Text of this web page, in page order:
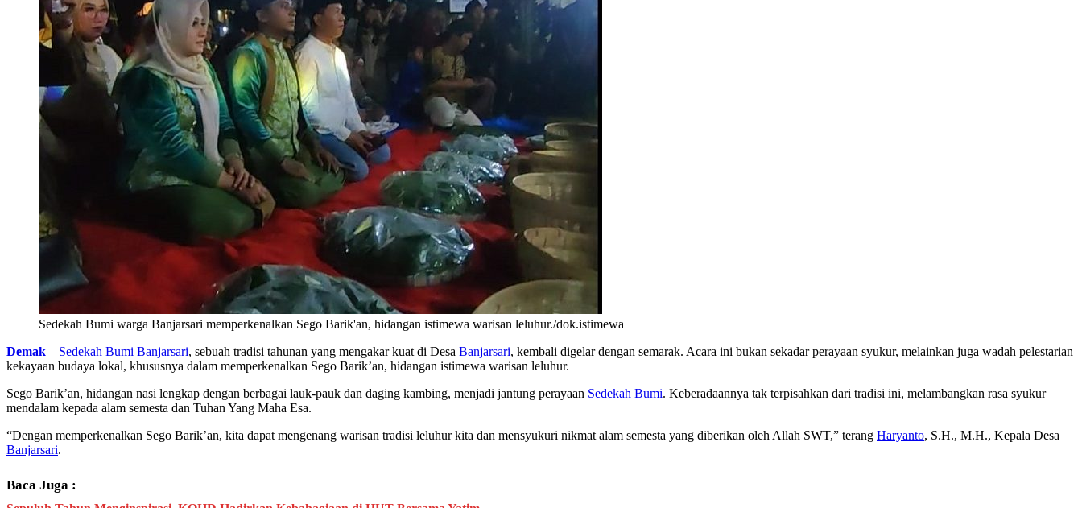
Sedekah Bumi warga Banjarsari memperkenalkan Sego Barik'an, hidangan istimewa warisan leluhur./dok.istimewa
Demak – Sedekah Bumi Banjarsari, sebuah tradisi tahunan yang mengakar kuat di Desa Banjarsari, kembali digelar dengan semarak. Acara ini bukan sekadar perayaan syukur, melainkan juga wadah pelestarian
kekayaan budaya lokal, khususnya dalam memperkenalkan Sego Barik’an, hidangan istimewa warisan leluhur.
Sego Barik’an, hidangan nasi lengkap dengan berbagai lauk-pauk dan daging kambing, menjadi jantung perayaan Sedekah Bumi. Keberadaannya tak terpisahkan dari tradisi ini, melambangkan rasa syukur
mendalam kepada alam semesta dan Tuhan Yang Maha Esa.
“Dengan memperkenalkan Sego Barik’an, kita dapat mengenang warisan tradisi leluhur kita dan mensyukuri nikmat alam semesta yang diberikan oleh Allah SWT,” terang Haryanto, S.H., M.H., Kepala Desa
Banjarsari.
Baca Juga :